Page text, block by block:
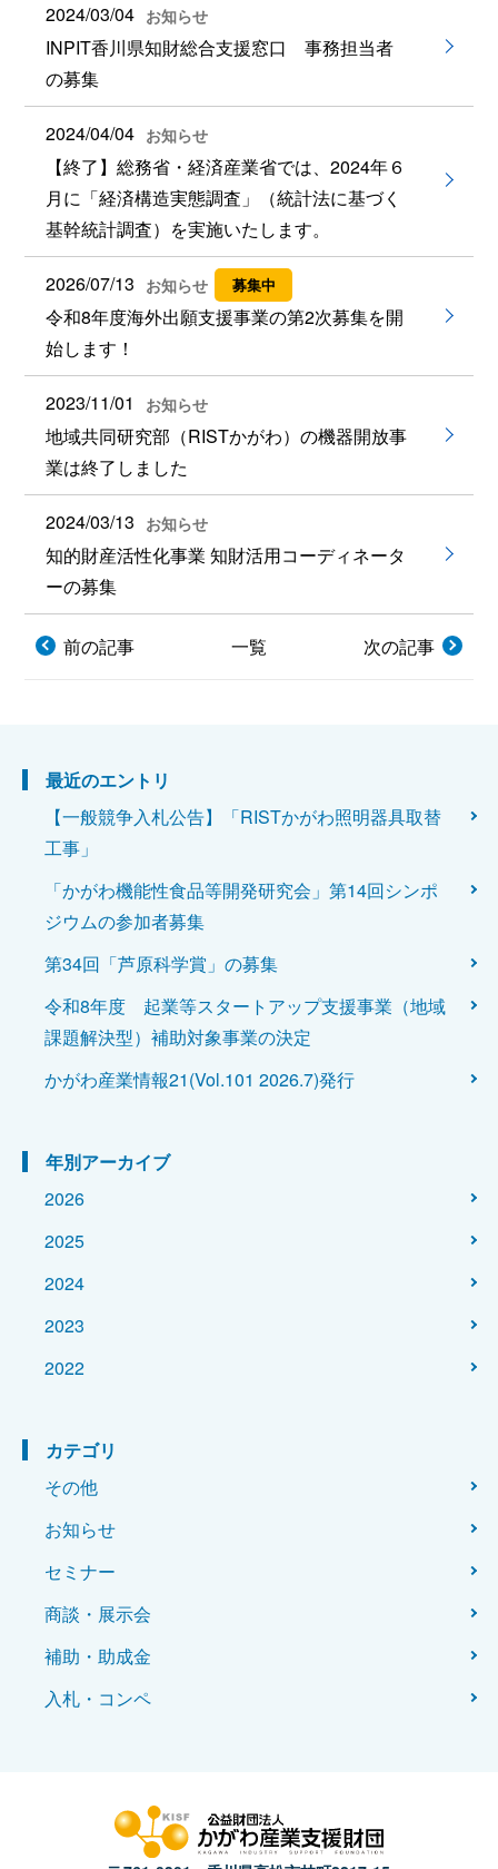
2024/03/04 お知らせ
INPIT香川県知財総合支援窓口 事務担当者
の募集
2024/04/04 お知らせ
【終了】総務省・経済産業省では、2024年６
月に「経済構造実態調査」（統計法に基づく
基幹統計調査）を実施いたします。
2026/07/13 お知らせ 募集中
令和8年度海外出願支援事業の第2次募集を開
始します！
2023/11/01 お知らせ
地域共同研究部（RISTかがわ）の機器開放事
業は終了しました
2024/03/13 お知らせ
知的財産活性化事業 知財活用コーディネータ
ーの募集
前の記事 一覧 次の記事
最近のエントリ
【一般競争入札公告】「RISTかがわ照明器具取替
工事」
「かがわ機能性食品等開発研究会」第14回シンポ
ジウムの参加者募集
第34回「芦原科学賞」の募集
令和8年度 起業等スタートアップ支援事業（地域
課題解決型）補助対象事業の決定
かがわ産業情報21(Vol.101 2026.7)発行
年別アーカイブ
2026
2025
2024
2023
2022
カテゴリ
その他
お知らせ
セミナー
商談・展示会
補助・助成金
入札・コンペ